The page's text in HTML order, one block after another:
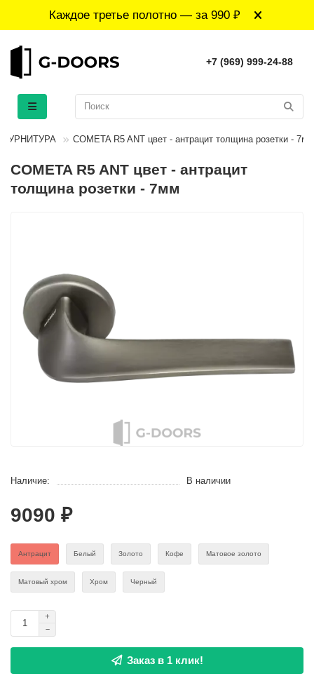
Каждое третье полотно — за 990 ₽
+7 (969) 999-24-88
ФУРНИТУРА COMETA R5 ANT цвет - антрацит толщина розетки - 7мм
COMETA R5 ANT цвет - антрацит
толщина розетки - 7мм
Наличие: В наличии
9090 ₽
Антрацит Белый Золото Кофе Матовое золото
Матовый хром Хром Черный
Заказ в 1 клик!